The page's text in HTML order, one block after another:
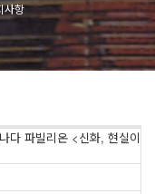
사항
다 파빌리온 <신화, 현실이